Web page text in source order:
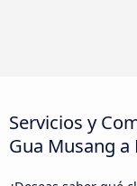
Servicios y
Gua Musang a